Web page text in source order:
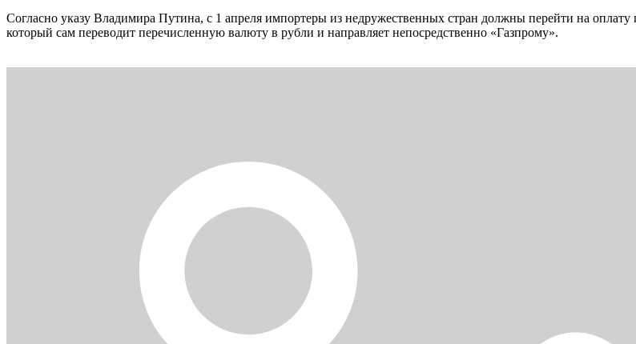
Согласно указу Владимира Путина, с 1 апреля импортеры из недружественных стран должны перейти на оплату
который сам переводит перечисленную валюту в рубли и направляет непосредственно «Газпрому».